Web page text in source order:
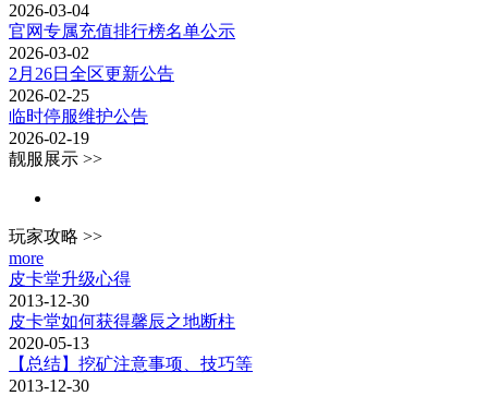
2026-03-04
官网专属充值排行榜名单公示
2026-03-02
2月26日全区更新公告
2026-02-25
临时停服维护公告
2026-02-19
靓服展示 >>
玩家攻略 >>
more
皮卡堂升级心得
2013-12-30
皮卡堂如何获得馨辰之地断柱
2020-05-13
【总结】挖矿注意事项、技巧等
2013-12-30